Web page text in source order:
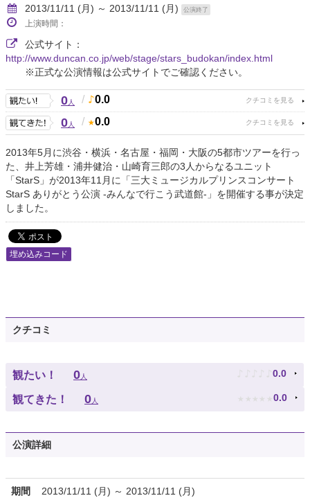
2013/11/11 (月) ～ 2013/11/11 (月)
公演終了
上演時間：
公式サイト：
http://www.duncan.co.jp/web/stage/stars_budokan/index.html
※正式な公演情報は公式サイトでご確認ください。
0人 / 0.0
0人 / 0.0
2013年5月に渋谷・横浜・名古屋・福岡・大阪の5都市ツアーを行っ
た、井上芳雄・浦井健治・山崎育三郎の3人からなるユニット
「StarS」が2013年11月に「三大ミュージカルプリンスコンサート
StarS ありがとう公演 -みんなで行こう武道館-」を開催する事が決定
しました。
埋め込みコード
クチコミ
観たい！ 0人 ♪ ♪ ♪ ♪ ♪ 0.0
観てきた！ 0人 ★ ★ ★ ★ ★ 0.0
公演詳細
期間 2013/11/11 (月) ～ 2013/11/11 (月)